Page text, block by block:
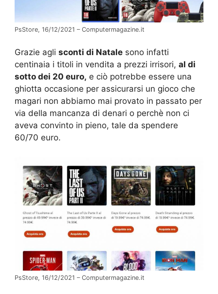
PsStore, 16/12/2021 – Computermagazine.it
Grazie agli sconti di Natale sono infatti
centinaia i titoli in vendita a prezzi irrisori, al di
sotto dei 20 euro, e ciò potrebbe essere una
ghiotta occasione per assicurarsi un gioco che
magari non abbiamo mai provato in passato per
via della mancanza di denari o perchè non ci
aveva convinto in pieno, tale da spendere
60/70 euro.
PsStore, 16/12/2021 – Computermagazine.it